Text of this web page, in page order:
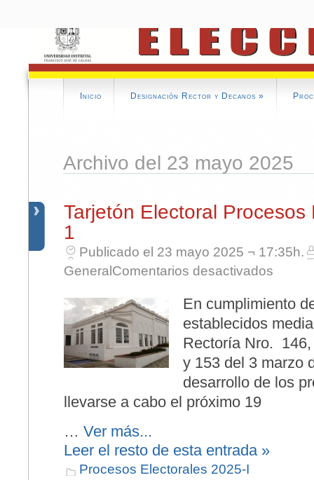
Inicio Designación Rector y Decanos »
Archivo del 23 mayo 2025
Tarjetón Electoral
1
Publicado el 23 mayo 2025 ¬ 17:35h.
General Comentarios desactivados
En cumplimiento
establecidos
Rectoría Nro.
y 153 del 3 marzo
desarrollo de los
llevarse a cabo el próximo 19
… Ver más...
Leer el resto de esta entrada »
Procesos Electorales 2025-I